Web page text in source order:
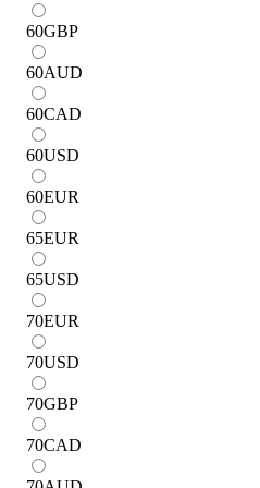
60GBP
60AUD
60CAD
60USD
60EUR
65EUR
65USD
70EUR
70USD
70GBP
70CAD